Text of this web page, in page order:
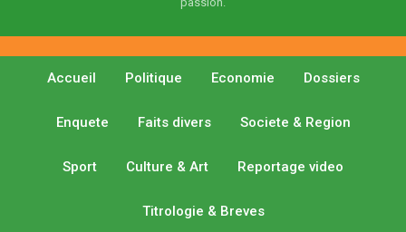
Accueil Politique Economie Dossiers
Enquete Faits divers Societe & Region
Sport Culture & Art Reportage video
Titrologie & Breves